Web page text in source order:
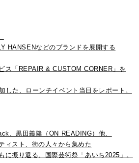
HANSENなどのブランドを展開する
ス「REPAIR & CUSTOM CORNER」を
した、ローンチイベント当日をレポート。
、黒田義隆（ON READING）他、
ィスト、街の人々から集めた
に振り返る、国際芸術祭「あいち2025」。